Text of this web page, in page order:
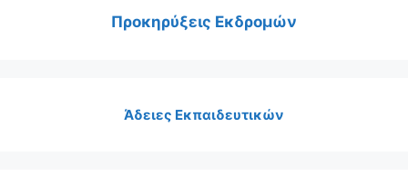
Προκηρύξεις Εκδρομών
Άδειες Εκπαιδευτικών